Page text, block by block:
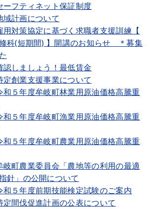
ーフティネット保証制度
域計画について
用対策協定に基づく求職者支援訓練【
科(短期間) 】開講のお知らせ ＊募集
認しましょう！最低賃金
定創業支援事業について
和５年度牟岐町林業用原油価格高騰重
和５年度牟岐町漁業用原油価格高騰重
和５年度牟岐町農業用原油価格高騰重
岐町農業委員会「農地等の利用の最適
針」の公開について
和５年度前期技能検定試験のご案内
定間伐促進計画の公表について